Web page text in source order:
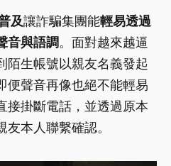
及讓詐騙集團能輕易透過
音與語調。面對越來越逼
陌生帳號以親友名義發起
便聲音再像也絕不能輕易
接掛斷電話，並透過原本
本人聯繫確認。